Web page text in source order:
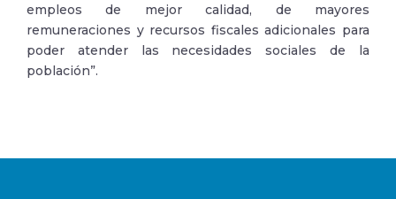
empleos de mejor calidad, de mayores
remuneraciones y recursos fiscales adicionales para
poder atender las necesidades sociales de la
población”.